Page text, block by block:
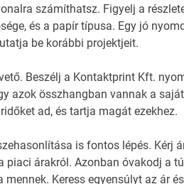
számíthatsz. Figyelj a
és a papír típusa. Egy jó
be korábbi projektjeit.
Beszélj a Kontaktprint Kft.
azok összhangban vannak a
ad, és tartja magát ezekhez.
is fontos lépés. Kérj
piaci árakról. Azonban óvakodj a
Keress egyensúlyt az ár